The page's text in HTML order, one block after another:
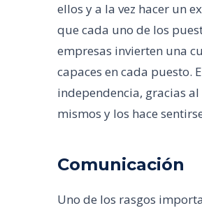
ellos y a la vez hacer un
que cada uno de los
empresas invierten una
capaces en cada puesto.
independencia, gracias
mismos y los hace
Comunicación
Uno de los rasgos